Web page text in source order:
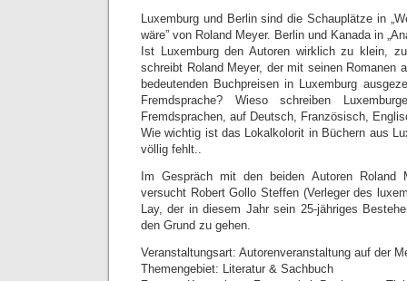
Luxemburg und Berlin sind die Schauplätze in
wäre” von Roland Meyer. Berlin und Kanada in
Ist Luxemburg den Autoren wirklich zu klein,
schreibt Roland Meyer, der mit seinen Romanen
bedeutenden Buchpreisen in Luxemburg
Fremdsprache? Wieso schreiben
Fremdsprachen, auf Deutsch, Französisch,
Wie wichtig ist das Lokalkolorit in Büchern aus
völlig fehlt..
Im Gespräch mit den beiden Autoren Roland
versucht Robert Gollo Steffen (Verleger des
Lay, der in diesem Jahr sein 25-jähriges
den Grund zu gehen.
Veranstaltungsart: Autorenveranstaltung auf der
Themengebiet: Literatur & Sachbuch